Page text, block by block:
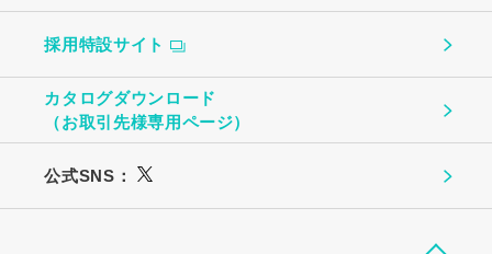
温泉たまご・ゆで卵
ものづくり
働く社員のために
会社概要
事業所・関連企業
中条たまご直売店
（株）ビッグエッグ札幌
（株）トーチク
採用特設サイト
カタログダウンロード
（お取引先様専用ページ）
公式SNS：